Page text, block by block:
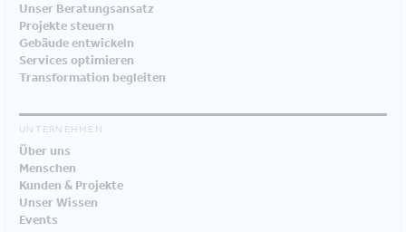
Unser Beratungsansatz
Projekte steuern
Gebäude entwickeln
Services optimieren
Transformation begleiten
UNTERNEHMEN
Über uns
Menschen
Kunden & Projekte
Unser Wissen
Events